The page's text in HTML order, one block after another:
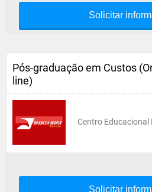
Solicitar
Pós-graduação em Custos
line)
Centro Educacional
Solicitar